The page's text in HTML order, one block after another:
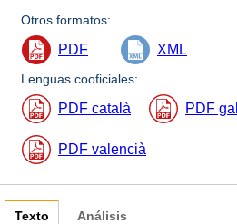
Otros formatos:
PDF XML
Lenguas cooficiales:
PDF català PDF
PDF valencià
Texto Análisis